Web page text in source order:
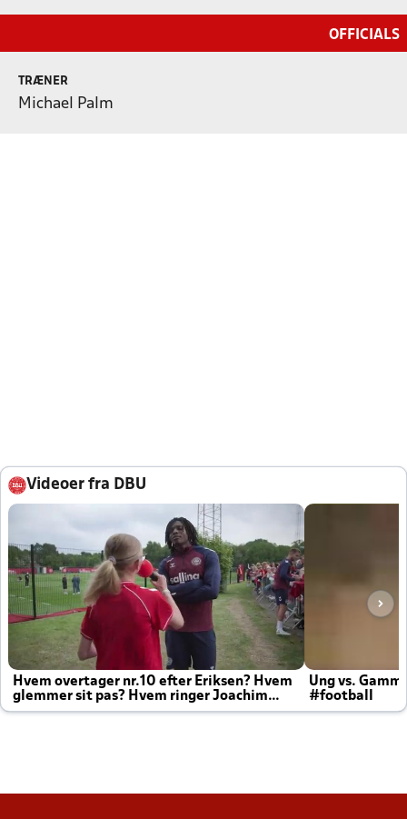
OFFICIALS
TRÆNER
Michael Palm
Videoer fra DBU
Hvem overtager nr.10 efter Eriksen? Hvem
glemmer sit pas? Hvem ringer Joachim
altid til efter kampe?
Ung vs.
#football